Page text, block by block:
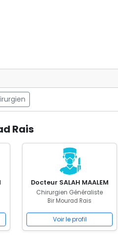
Rais
Docteur SALAH MAALEM
Chirurgien Généraliste
Bir Mourad Rais
Voir le profil